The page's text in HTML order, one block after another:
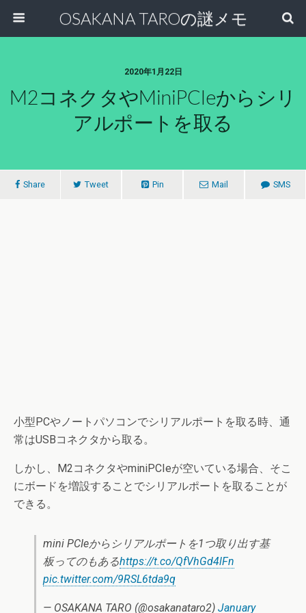
OSAKANA TAROの謎メモ
2020年1月22日
M2コネクタやminiPCIeからシリ
アルポートを取る
Share Tweet Pin Mail SMS
小型PCやノートパソコンでシリアルポートを取る時、通
常はUSBコネクタから取る。
しかし、M2コネクタやminiPCIeが空いている場合、そこ
にボードを増設することでシリアルポートを取ることが
できる。
mini PCIeからシリアルポートを1つ取り出す基
板ってのもあるhttps://t.co/QfVhGd4lFn
pic.twitter.com/9RSL6tda9q
— OSAKANA TARO (@osakanataro2) January